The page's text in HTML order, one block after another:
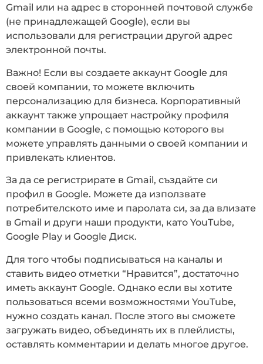
Gmail или на адрес в сторонней почтовой службе
(не принадлежащей Google), если вы
использовали для регистрации другой адрес
электронной почты.
Важно! Если вы создаете аккаунт Google для
своей компании, то можете включить
персонализацию для бизнеса. Корпоративный
аккаунт также упрощает настройку профиля
компании в Google, с помощью которого вы
можете управлять данными о своей компании и
привлекать клиентов.
За да се регистрирате в Gmail, създайте си
профил в Google. Можете да използвате
потребителското име и паролата си, за да влизате
в Gmail и други наши продукти, като YouTube,
Google Play и Google Диск.
Для того чтобы подписываться на каналы и
ставить видео отметки “Нравится”, достаточно
иметь аккаунт Google. Однако если вы хотите
пользоваться всеми возможностями YouTube,
нужно создать канал. После этого вы сможете
загружать видео, объединять их в плейлисты,
оставлять комментарии и делать многое другое.